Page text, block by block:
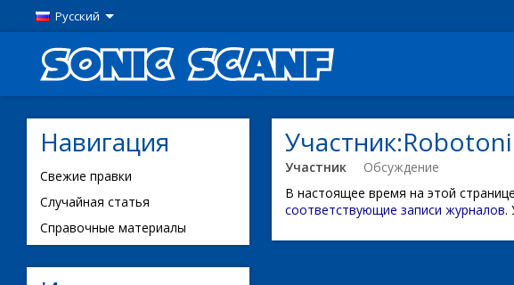
Русский
Навигация
Свежие правки
Случайная статья
Справочные материалы
Участник
Обсуждение
В настоящее время на этой
соответствующие записи журналов.